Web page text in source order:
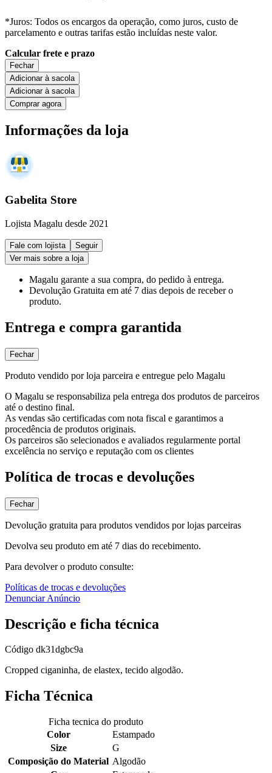
*Juros: Todos os encargos da operação, como juros, custo de
parcelamento e outras tarifas estão incluídas neste valor.
Calcular frete e prazo
Fechar
Adicionar à sacola
Adicionar à sacola
Comprar agora
Informações da loja
Gabelita Store
Lojista Magalu desde 2021
Fale com lojista
Seguir
Ver mais sobre a loja
Magalu garante a sua compra, do pedido à entrega.
Devolução Gratuita em até 7 dias depois de receber o
produto.
Entrega e compra garantida
Fechar
Produto vendido por loja parceira e entregue pelo Magalu
O Magalu se responsabiliza pela entrega dos produtos de parceiros
até o destino final.
As vendas são certificadas com nota fiscal e garantimos a
procedência de produtos originais.
Os parceiros são selecionados e avaliados regularmente portal
excelência no serviço e reputação com os clientes
Política de trocas e devoluções
Fechar
Devolução gratuita para produtos vendidos por lojas parceiras
Devolva seu produto em até 7 dias do recebimento.
Para devolver o produto consulte:
Políticas de trocas e devoluções
Denunciar Anúncio
Descrição e ficha técnica
Código dk31dgbc9a
Cropped ciganinha, de elastex, tecido algodão.
Ficha Técnica
Ficha tecnica do produto
Color
Estampado
Size
G
Composição do Material Algodão